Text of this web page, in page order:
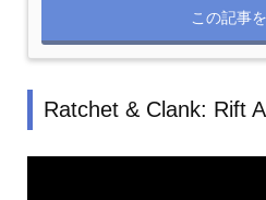
この記事
Ratchet & Clank: Rift